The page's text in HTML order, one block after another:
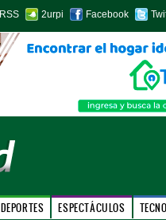
RSS 2urpi Facebook
DEPORTES ESPECTÁCULOS